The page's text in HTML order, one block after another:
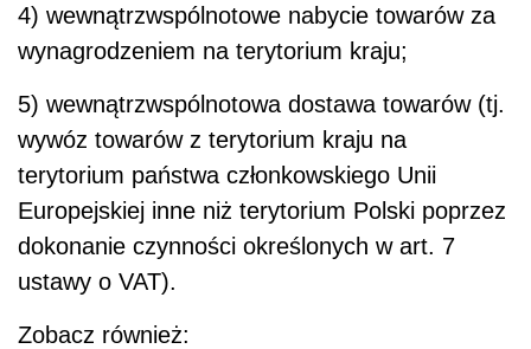
4) wewnątrzwspólnotowe nabycie towarów za
wynagrodzeniem na terytorium kraju;
5) wewnątrzwspólnotowa dostawa towarów (tj.
wywóz towarów z terytorium kraju na
terytorium państwa członkowskiego Unii
Europejskiej inne niż terytorium Polski poprzez
dokonanie czynności określonych w art. 7
ustawy o VAT).
Zobacz również: